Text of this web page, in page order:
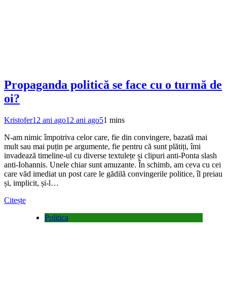
Propaganda politică se face cu o turmă de
oi?
Kristofer12 ani ago12 ani ago51 mins
N-am nimic împotriva celor care, fie din convingere, bazată mai
mult sau mai puțin pe argumente, fie pentru că sunt plătiți, îmi
invadează timeline-ul cu diverse textulețe și clipuri anti-Ponta slash
anti-Iohannis. Unele chiar sunt amuzante. În schimb, am ceva cu cei
care văd imediat un post care le gădilă convingerile politice, îl preiau
și, implicit, și-l…
Citește
Politica